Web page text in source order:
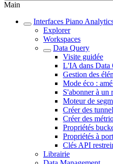
Main
Interfaces Piano
Explorer
Workspaces
Data Query
Visite guidée
L'IA dans Data
Gestion des
Mode éco :
S'abonner à un
Moteur de
Créer des
Créer des
Propriétés
Propriétés à
Clés API
Librairie